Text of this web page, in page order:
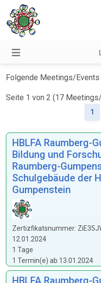
Folgende Meetings/Events
Seite 1 von 2 (17
1
HBLFA Raumberg-
Bildung und
Raumberg-
Schulgebäude der
Gumpenstein
Zertizfikatsnummer:
12.01.2024
1 Tage
1 Termin(e) ab 13.01.2024
HBLFA Raumberg-